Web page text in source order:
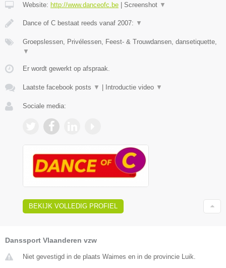
Website: http://www.danceofc.be | Screenshot ▼
Dance of C bestaat reeds vanaf 2007: ▼
Groepslessen, Privélessen, Feest- & Trouwdansen, dansetiquette,
▼
Er wordt gewerkt op afspraak.
Laatste facebook posts ▼ | Introductie video ▼
Sociale media:
BEKIJK VOLLEDIG PROFIEL
Danssport Vlaanderen vzw
Niet gevestigd in de plaats Waimes en in de provincie Luik.